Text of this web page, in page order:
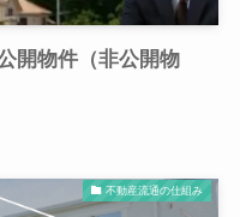
開物件（非公開物
不動産流通の仕組み